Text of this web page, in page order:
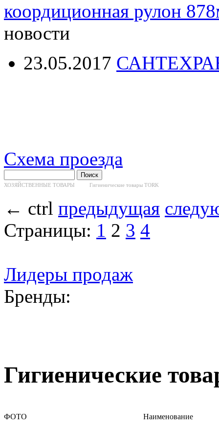
коордиционная рулон
новости
23.05.2017
Схема проезда
ХОЗЯЙСТВЕННЫЕ ТОВАРЫ Гигиенические товары TORK
← ctrl предыдущая
Страницы: 1 2 3 4
Лидеры продаж
Бренды:
Гигиенические
ФОТО Наименование